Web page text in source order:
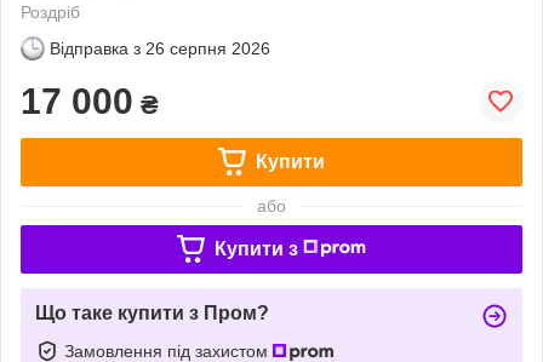
Роздріб
Відправка з 26 серпня 2026
17 000 ₴
Купити
або
Купити з
Що таке купити з Пром?
Замовлення під захистом